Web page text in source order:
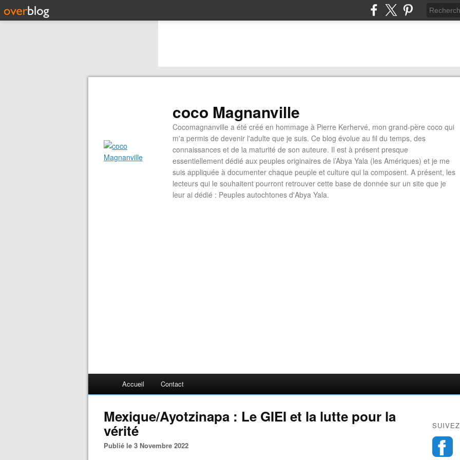
coco Magnanville
Cocomagnanville a été créé en hommage à Pierre Kerhervé, mon grand-père coco qui
m'a permis de devenir l'adulte que je suis. Ce blog évolue au fil du temps, des
connaissances et de la maturité de son auteure. Il est à présent presque
essentiellement dédié aux peuples originaires de l’Abya Yala (les Amériques) et je me
suis appliquée à documenter chaque peuple et culture qui la composent. A présent, les
lecteurs qui le souhaitent pourront retrouver cette base de donnée sur un site que je
leur ai dédié : Peuples autochtones d'Abya Yala.
Accueil Contact
Mexique/Ayotzinapa : Le GIEI et la lutte pour la
vérité
Publié le 3 Novembre 2022